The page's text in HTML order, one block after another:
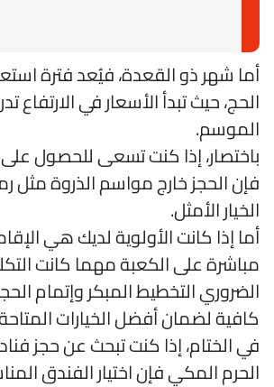
شهر ذو القعدة، فيُعد فترة
حيث تبدأ الأسعار في الارتفاع
إذا كنت تسعى للحصول على
الحجز خارج مواسم الذروة مثل
الأمثل.
إذا كانت الأولوية لديك هي الإقامة
على الكعبة مهما كانت
التخطيط المبكر وإتمام الحجز
لضمان أفضل الخيارات المتاحة.
الختام، إذا كنت تبحث عن حجز
المكي فإن اختيار الفندق